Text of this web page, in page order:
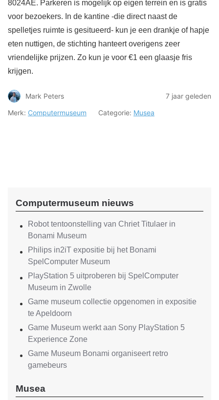
8024AE. Parkeren is mogelijk op eigen terrein en is gratis
voor bezoekers. In de kantine -die direct naast de
spelletjes ruimte is gesitueerd- kun je een drankje of hapje
eten nuttigen, de stichting hanteert overigens zeer
vriendelijke prijzen. Zo kun je voor €1 een glaasje fris
krijgen.
Mark Peters
7 jaar geleden
Merk: Computermuseum Categorie: Musea
Computermuseum nieuws
Robot tentoonstelling van Chriet Titulaer in
Bonami Museum
Philips in2iT expositie bij het Bonami
SpelComputer Museum
PlayStation 5 uitproberen bij SpelComputer
Museum in Zwolle
Game museum collectie opgenomen in expositie
te Apeldoorn
Game Museum werkt aan Sony PlayStation 5
Experience Zone
Game Museum Bonami organiseert retro
gamebeurs
Musea